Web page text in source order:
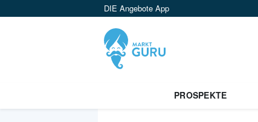
DIE Angebote App
PROSPEKTE